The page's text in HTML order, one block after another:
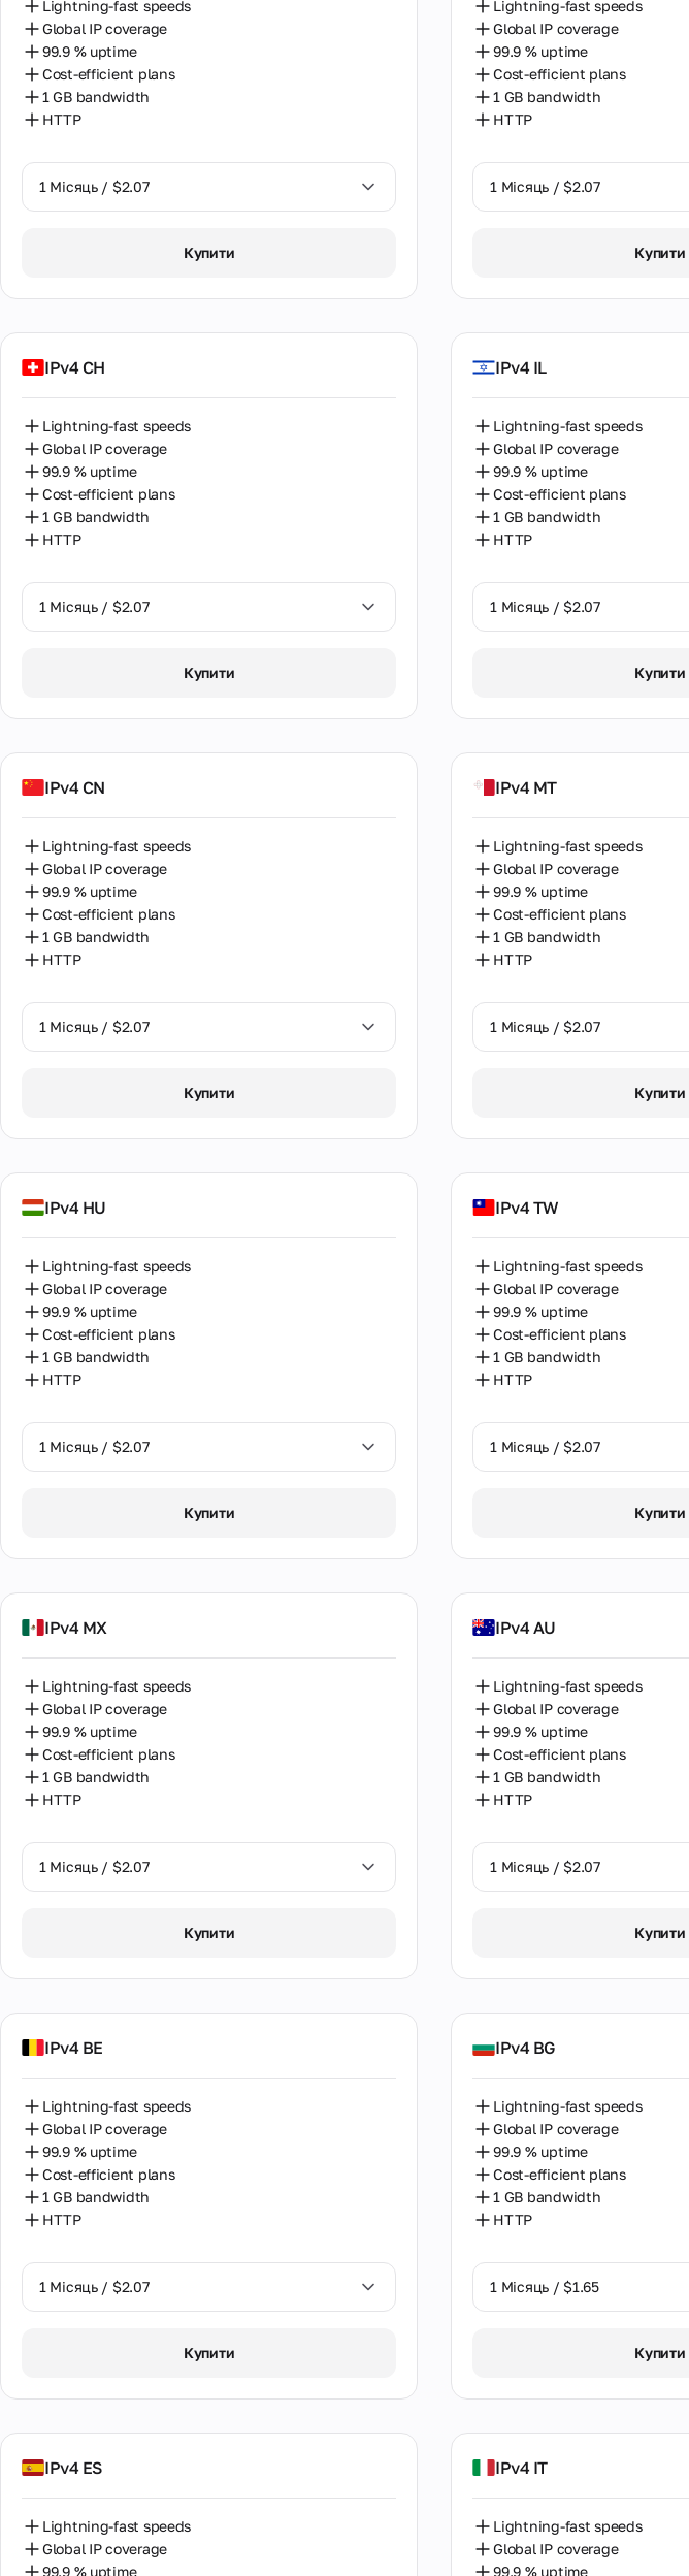
Бангладеш
Бельгія
Болгарія
В'єтнам
Естонія
Казахстан
Камбоджа
Канада
Кенія
Китай
Литва
Малайзія
Мальта
Марокко
Мексика
Норвегія
Нігерія
Пакистан
Перу
Португалія
Південна Африка
Південна Корея
Саудівська Аравія
Сінгапур
Тайвань
Таїланд
Туреччина
Угорщина
Узбекистан
Україна
Філіппіни
Швеція
Шрі Ланка
Японія
Lightning-fast speeds
Global IP coverage
99.9 % uptime
Cost-efficient plans
1 GB bandwidth
HTTP
1 Місяць / $2.07
Купити
Lightning-fast speeds
Global IP coverage
99.9 % uptime
Cost-efficient plans
1 GB bandwidth
HTTP
1 Місяць / $2.07
Купити
IPv4 CH
Lightning-fast speeds
Global IP coverage
99.9 % uptime
Cost-efficient plans
1 GB bandwidth
HTTP
1 Місяць / $2.07
Купити
IPv4 IL
Lightning-fast speeds
Global IP coverage
99.9 % uptime
Cost-efficient plans
1 GB bandwidth
HTTP
1 Місяць / $2.07
Купити
IPv4 CN
Lightning-fast speeds
Global IP coverage
99.9 % uptime
Cost-efficient plans
1 GB bandwidth
HTTP
1 Місяць / $2.07
Купити
IPv4 MT
Lightning-fast speeds
Global IP coverage
99.9 % uptime
Cost-efficient plans
1 GB bandwidth
HTTP
1 Місяць / $2.07
Купити
IPv4 HU
Lightning-fast speeds
Global IP coverage
99.9 % uptime
Cost-efficient plans
1 GB bandwidth
HTTP
1 Місяць / $2.07
Купити
IPv4 TW
Lightning-fast speeds
Global IP coverage
99.9 % uptime
Cost-efficient plans
1 GB bandwidth
HTTP
1 Місяць / $2.07
Купити
IPv4 MX
Lightning-fast speeds
Global IP coverage
99.9 % uptime
Cost-efficient plans
1 GB bandwidth
HTTP
1 Місяць / $2.07
Купити
IPv4 AU
Lightning-fast speeds
Global IP coverage
99.9 % uptime
Cost-efficient plans
1 GB bandwidth
HTTP
1 Місяць / $2.07
Купити
IPv4 BE
Lightning-fast speeds
Global IP coverage
99.9 % uptime
Cost-efficient plans
1 GB bandwidth
HTTP
1 Місяць / $2.07
Купити
IPv4 BG
Lightning-fast speeds
Global IP coverage
99.9 % uptime
Cost-efficient plans
1 GB bandwidth
HTTP
1 Місяць / $1.65
Купити
IPv4 ES
Lightning-fast speeds
Global IP coverage
99.9 % uptime
IPv4 IT
Lightning-fast speeds
Global IP coverage
99.9 % uptime